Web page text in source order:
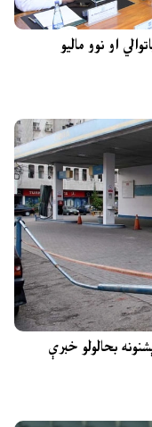
لیوي کې د ۱۸ سلنې زیاتوالي او نوو مالیو
بحالولو خبرې